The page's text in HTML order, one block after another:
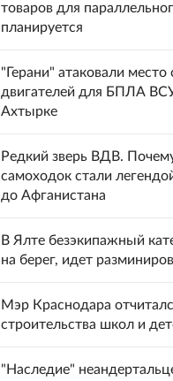
товаров для
планируется
"Герани" атаковали место
двигателей для БПЛА
Ахтырке
Редкий зверь ВДВ.
самоходок стали
до Афганистана
В Ялте безэкипажный
на берег, идет
Мэр Краснодара
строительства школ и
"Наследие"